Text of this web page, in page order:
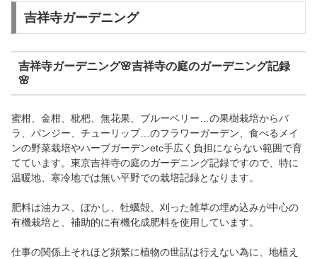
吉祥寺ガーデニング
吉祥寺ガーデニング🌸吉祥寺の庭のガーデニング記録
🌸
蜜柑、金柑、枇杷、無花果、ブルーベリー…の果樹栽培からバ
ラ、パンジー、チューリップ…のフラワーガーデン、食べるメイ
ンの野菜栽培やハーブガーデンetc手広く負担にならない範囲で育
てています。東京吉祥寺の庭のガーデニング記録ですので、特に
温暖地、寒冷地では無い平野での栽培記録となります。
肥料は油カス、ぼかし、牡蠣殻、刈った雑草の埋め込みが中心の
有機栽培と、補助的に有機化成肥料を使用しています。
仕事の関係上それほど頻繁に植物の世話は行えない為に、地植え